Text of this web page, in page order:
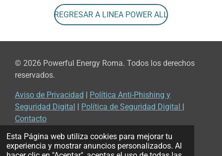
Esta Página web utiliza cookies para mejorar tu
experiencia y mostrar anuncios personalizados. Al
REGRESAR A LINEA POWER ALL
© 2026 Powerful Energy Roma. Todos los derechos
reservados.
Aviso de Privacidad
Política Anti-Phishing y
Seguridad Digital
Política de Seguridad Digital
Contacto
Con la tecnología deWebador